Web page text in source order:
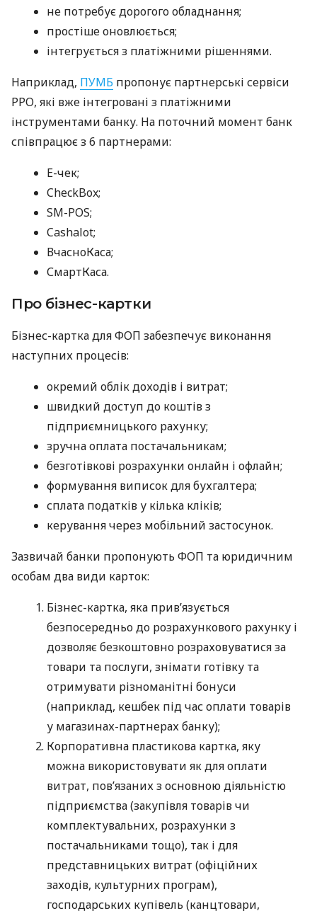
не потребує дорогого обладнання;
простіше оновлюється;
інтегрується з платіжними рішеннями.
Наприклад, ПУМБ пропонує партнерські сервіси
РРО, які вже інтегровані з платіжними
інструментами банку. На поточний момент банк
співпрацює з 6 партнерами:
E-чек;
CheckBox;
SM-POS;
Cashalot;
ВчасноКаса;
СмартКаса.
Про бізнес-картки
Бізнес-картка для ФОП забезпечує виконання
наступних процесів:
окремий облік доходів і витрат;
швидкий доступ до коштів з
підприємницького рахунку;
зручна оплата постачальникам;
безготівкові розрахунки онлайн і офлайн;
формування виписок для бухгалтера;
сплата податків у кілька кліків;
керування через мобільний застосунок.
Зазвичай банки пропонують ФОП та юридичним
особам два види карток:
Бізнес-картка, яка прив’язується
безпосередньо до розрахункового рахунку і
дозволяє безкоштовно розраховуватися за
товари та послуги, знімати готівку та
отримувати різноманітні бонуси
(наприклад, кешбек під час оплати товарів
у магазинах-партнерах банку);
Корпоративна пластикова картка, яку
можна використовувати як для оплати
витрат, пов’язаних з основною діяльністю
підприємства (закупівля товарів чи
комплектувальних, розрахунки з
постачальниками тощо), так і для
представницьких витрат (офіційних
заходів, культурних програм),
господарських купівель (канцтовари,